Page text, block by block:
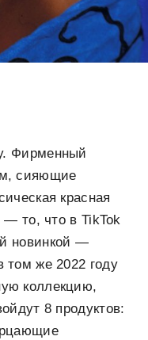
Фирменный
сияющие
красная
— то, что в TikTok
новинкой —
же 2022 году
коллекцию,
8 продуктов: